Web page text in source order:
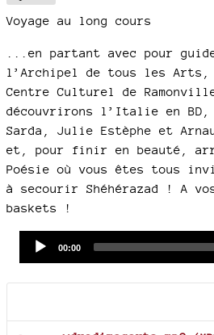
Voyage au long cours
...en partant avec pour
l’Archipel de tous les Arts,
Centre Culturel de
découvrirons l’Italie en BD,
Sarda, Julie Estèphe et
et, pour finir en beauté,
Poésie où vous êtes tous
à secourir Shéhérazad ! A
baskets !
Current
00:00